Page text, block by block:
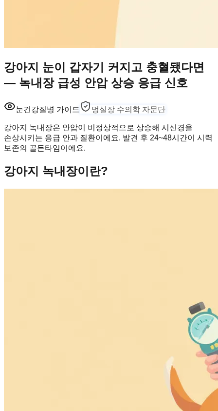
강아지 눈이 갑자기 커지고 충혈됐다면
— 녹내장 급성 안압 상승 응급 신호
눈건강질병 가이드 멍실장 수의학 자문단
강아지 녹내장은 안압이 비정상적으로 상승해 시신경을
손상시키는 응급 안과 질환이에요. 발견 후 24~48시간이 시력
보존의 골든타임이에요.
강아지 녹내장이란?